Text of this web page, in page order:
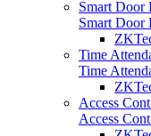
Smart Door
Smart Door
Time
Time
Access
Access